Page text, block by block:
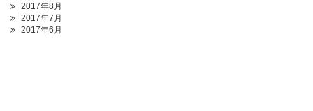
2017年8月
2017年7月
2017年6月